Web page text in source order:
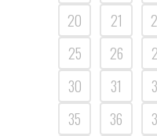
20
21
25
26
30
31
35
36